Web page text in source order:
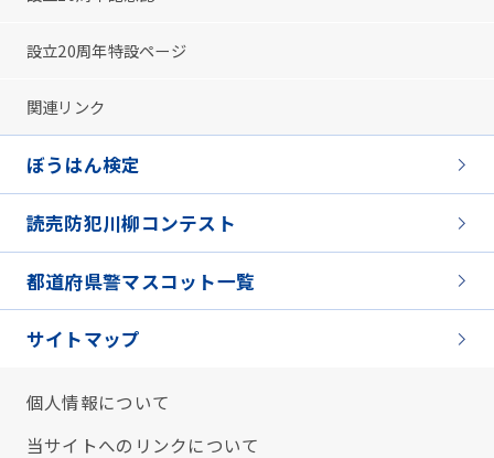
設立20周年特設ページ
関連リンク
ぼうはん検定
読売防犯川柳コンテスト
都道府県警マスコット一覧
サイトマップ
個人情報について
当サイトへのリンクについて